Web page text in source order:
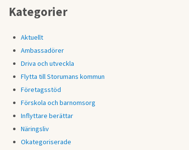
Kategorier
Aktuellt
Ambassadörer
Driva och utveckla
Flytta till Storumans kommun
Företagsstöd
Förskola och barnomsorg
Inflyttare berättar
Näringsliv
Okategoriserade